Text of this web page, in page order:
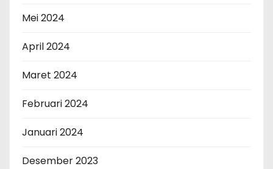
Mei 2024
April 2024
Maret 2024
Februari 2024
Januari 2024
Desember 2023